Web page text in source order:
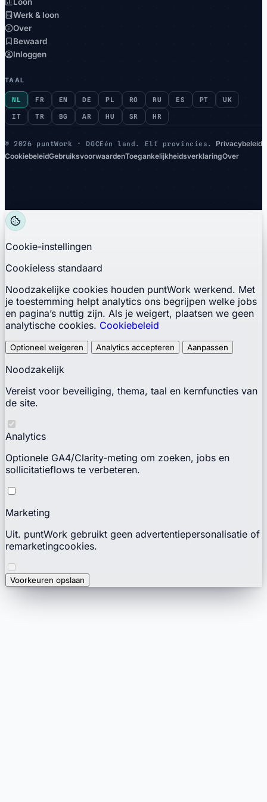
Loon
Werk & loon
Over
Bewaard
Inloggen
TAAL
NL FR EN DE PL RO RU ES PT
UK
IT
TR BG AR HU SR HR
©2026 puntWork ·DGCEén land. Elf provincies.
Privacybeleid
CookiebeleidGebruiksvoorwaardenToegankelijkheidsverklaringOver
Cookie-instellingen
Cookieless standaard
Noodzakelijke cookies houden puntWork werkend. Met
je toestemming helpt analytics ons begrijpen welke jobs
en pagina’s nuttig zijn. Als je weigert, plaatsen we geen
analytische cookies. Cookiebeleid
Optioneel weigeren Analytics accepteren Aanpassen
Noodzakelijk
Vereist voor beveiliging, thema, taal en kernfuncties van
de site.
Analytics
Optionele GA4/Clarity-meting om zoeken, jobs en
sollicitatieflows te verbeteren.
Marketing
Uit. puntWork gebruikt geen advertentiepersonalisatie of
remarketingcookies.
Voorkeuren opslaan